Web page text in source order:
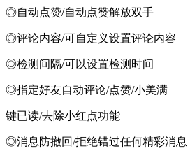
◎自动点赞/自动点赞解放双手
◎评论内容/可自定义设置评论内容
◎检测间隔/可以设置检测时间
◎指定好友自动评论/点赞/小美满
键已读/去除小红点功能
◎消息防撤回/拒绝错过任何精彩消息